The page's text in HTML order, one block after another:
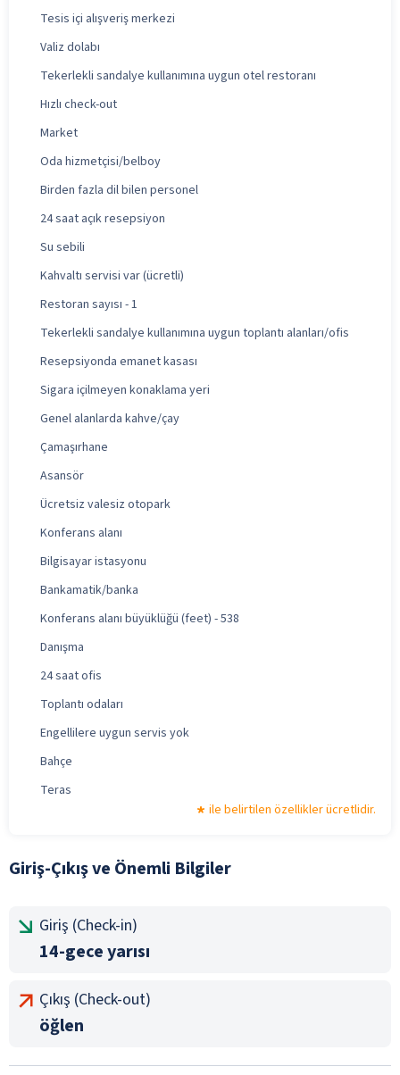
Tesis içi alışveriş merkezi
Valiz dolabı
Tekerlekli sandalye kullanımına uygun otel restoranı
Hızlı check-out
Market
Oda hizmetçisi/belboy
Birden fazla dil bilen personel
24 saat açık resepsiyon
Su sebili
Kahvaltı servisi var (ücretli)
Restoran sayısı - 1
Tekerlekli sandalye kullanımına uygun toplantı alanları/ofis
Resepsiyonda emanet kasası
Sigara içilmeyen konaklama yeri
Genel alanlarda kahve/çay
Çamaşırhane
Asansör
Ücretsiz valesiz otopark
Konferans alanı
Bilgisayar istasyonu
Bankamatik/banka
Konferans alanı büyüklüğü (feet) - 538
Danışma
24 saat ofis
Toplantı odaları
Engellilere uygun servis yok
Bahçe
Teras
ile belirtilen özellikler ücretlidir.
Giriş-Çıkış ve Önemli Bilgiler
Giriş (Check-in)
14-gece yarısı
Çıkış (Check-out)
öğlen